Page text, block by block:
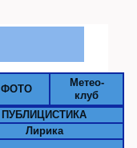
ФОТО
Метео-
клуб
ПУБЛИЦИСТИКА
Лирика